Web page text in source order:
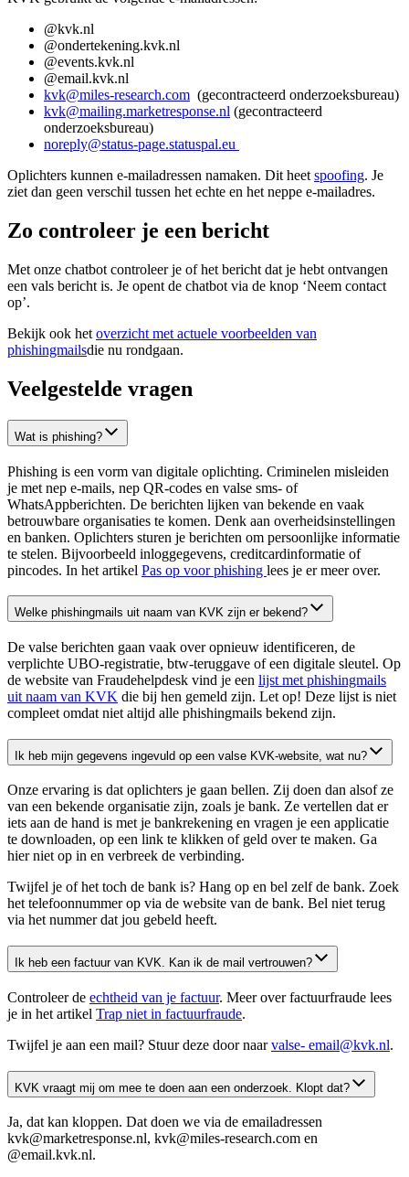
@kvk.nl
@ondertekening.kvk.nl
@events.kvk.nl
@email.kvk.nl
kvk@miles-research.com (gecontracteerd onderzoeksbureau)
kvk@mailing.marketresponse.nl (gecontracteerd
onderzoeksbureau)
noreply@status-page.statuspal.eu
Oplichters kunnen e-mailadressen namaken. Dit heet spoofing. Je
ziet dan geen verschil tussen het echte en het neppe e-mailadres.
Zo controleer je een bericht
Met onze chatbot controleer je of het bericht dat je hebt ontvangen
een vals bericht is. Je opent de chatbot via de knop ‘Neem contact
op’.
Bekijk ook het overzicht met actuele voorbeelden van
phishingmailsdie nu rondgaan.
Veelgestelde vragen
Wat is phishing?
Phishing is een vorm van digitale oplichting. Criminelen misleiden
je met nep e-mails, nep QR-codes en valse sms- of
WhatsAppberichten. De berichten lijken van bekende en vaak
betrouwbare organisaties te komen. Denk aan overheidsinstellingen
en banken. Oplichters sturen je berichten om persoonlijke informatie
te stelen. Bijvoorbeeld inloggegevens, creditcardinformatie of
pincodes. In het artikel Pas op voor phishing lees je er meer over.
Welke phishingmails uit naam van KVK zijn er bekend?
De valse berichten gaan vaak over opnieuw identificeren, de
verplichte UBO-registratie, btw-teruggave of een digitale sleutel. Op
de website van Fraudehelpdesk vind je een lijst met phishingmails
uit naam van KVK die bij hen gemeld zijn. Let op! Deze lijst is niet
compleet omdat niet altijd alle phishingmails bekend zijn.
Ik heb mijn gegevens ingevuld op een valse KVK-website, wat nu?
Onze ervaring is dat oplichters je gaan bellen. Zij doen dan alsof ze
van een bekende organisatie zijn, zoals je bank. Ze vertellen dat er
iets aan de hand is met je bankrekening en vragen je een applicatie
te downloaden, op een link te klikken of geld over te maken. Ga
hier niet op in en verbreek de verbinding.
Twijfel je of het toch de bank is? Hang op en bel zelf de bank. Zoek
het telefoonnummer op via de website van de bank. Bel niet terug
via het nummer dat jou gebeld heeft.
Ik heb een factuur van KVK. Kan ik de mail vertrouwen?
Controleer de echtheid van je factuur. Meer over factuurfraude lees
je in het artikel Trap niet in factuurfraude.
Twijfel je aan een mail? Stuur deze door naarvalse- email@kvk.nl.
KVK vraagt mij om mee te doen aan een onderzoek. Klopt dat?
Ja, dat kan kloppen. Dat doen we via de emailadressen
kvk@marketresponse.nl, kvk@miles-research.com en
@email.kvk.nl.